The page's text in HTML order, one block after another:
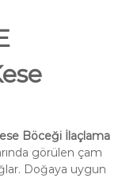
Böceği İlaçlama
görülen çam
Doğaya uygun